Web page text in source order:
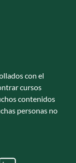
con el
cursos
contenidos
personas no